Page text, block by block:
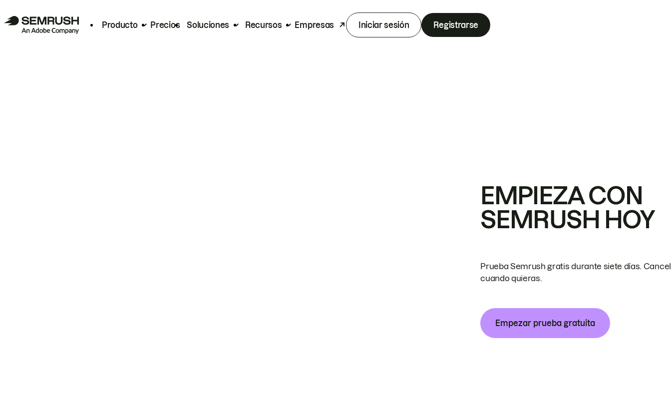
Producto Precios Soluciones Recursos Empresas Iniciar sesión Registrarse
EMPIEZA CON
SEMRUSH HOY
Prueba Semrush gratis durante siete días.
cuando quieras.
Empezar prueba gratuita